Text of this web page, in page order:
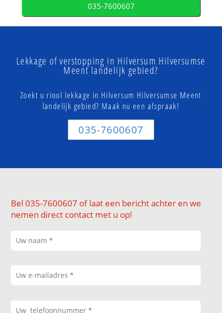
035-7600607
Lekkage of verstopping in Hilversum Hilversumse
Meent landelijk gebied?
Zoekt u riool lekkage in Hilversum Hilversumse Meent
landelijk gebied? Maak nu een afspraak!
035-7600607
Bel 035-7600607 of laat een bericht achter en we
nemen direct contact met u op!